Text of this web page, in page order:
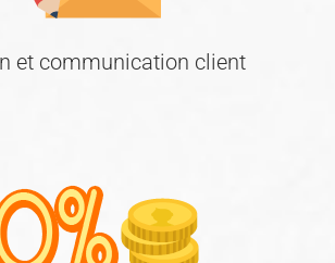
et communication client